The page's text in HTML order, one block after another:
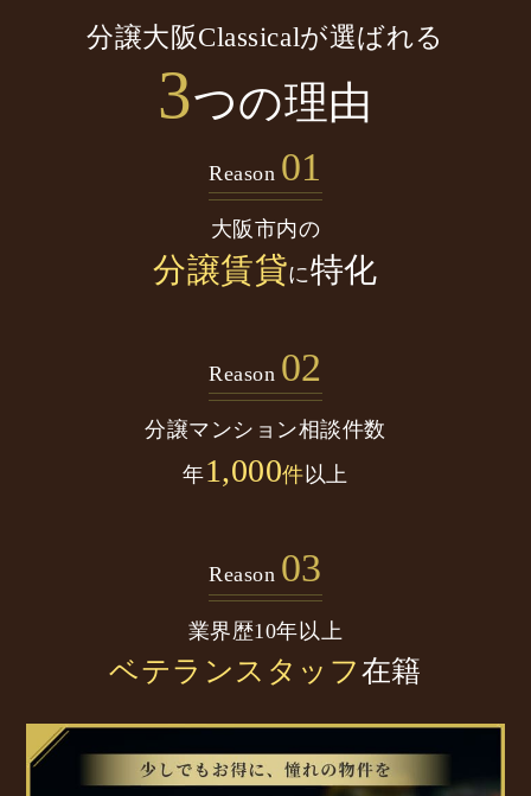
分譲大阪Classicalが選ばれる
3つの理由
Reason 01
大阪市内の
分譲賃貸に特化
Reason 02
分譲マンション相談件数
年1,000件以上
Reason 03
業界歴10年以上
ベテランスタッフ在籍